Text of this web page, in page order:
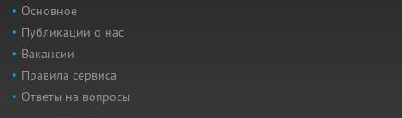
Основное
Публикации о нас
Вакансии
Правила сервиса
Ответы на вопросы